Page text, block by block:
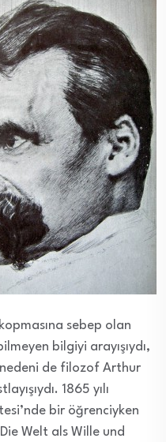
sebep olan
bilgiyi arayışıydı,
nedeni de filozof Arthur
1865 yılı
bir öğrenciyken
Welt als Wille und